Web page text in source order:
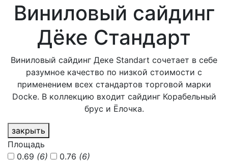
Виниловый сайдинг
Дёке Стандарт
Виниловый сайдинг Деке Standart сочетает в себе
разумное качество по низкой стоимости с
применением всех стандартов торговой марки
Docke. В коллекцию входит сайдинг Корабельный
брус и Ёлочка.
закрыть
Площадь
0.69 (6) 0.76 (6)